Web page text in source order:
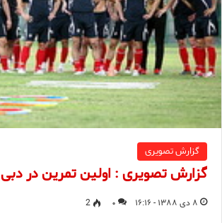
گزارش تصویری
گزارش تصویری : اولین تمرین در دبی
۸ دی ۱۳۸۸ - ۱۶:۱۶ ۰ 2